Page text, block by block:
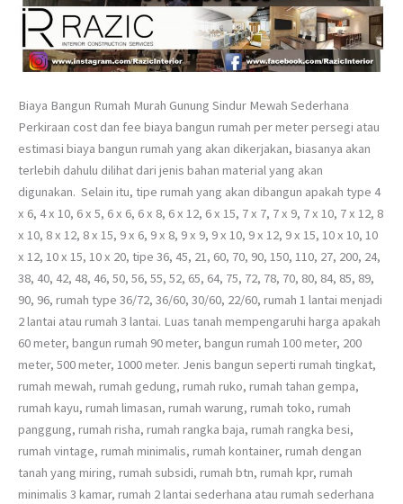
Biaya Bangun Rumah Murah Gunung Sindur Mewah Sederhana
Perkiraan cost dan fee biaya bangun rumah per meter persegi atau
estimasi biaya bangun rumah yang akan dikerjakan, biasanya akan
terlebih dahulu dilihat dari jenis bahan material yang akan
digunakan. Selain itu, tipe rumah yang akan dibangun apakah type 4
x 6, 4 x 10, 6 x 5, 6 x 6, 6 x 8, 6 x 12, 6 x 15, 7 x 7, 7 x 9, 7 x 10, 7 x 12, 8
x 10, 8 x 12, 8 x 15, 9 x 6, 9 x 8, 9 x 9, 9 x 10, 9 x 12, 9 x 15, 10 x 10, 10
x 12, 10 x 15, 10 x 20, tipe 36, 45, 21, 60, 70, 90, 150, 110, 27, 200, 24,
38, 40, 42, 48, 46, 50, 56, 55, 52, 65, 64, 75, 72, 78, 70, 80, 84, 85, 89,
90, 96, rumah type 36/72, 36/60, 30/60, 22/60, rumah 1 lantai menjadi
2 lantai atau rumah 3 lantai. Luas tanah mempengaruhi harga apakah
60 meter, bangun rumah 90 meter, bangun rumah 100 meter, 200
meter, 500 meter, 1000 meter. Jenis bangun seperti rumah tingkat,
rumah mewah, rumah gedung, rumah ruko, rumah tahan gempa,
rumah kayu, rumah limasan, rumah warung, rumah toko, rumah
panggung, rumah risha, rumah rangka baja, rumah rangka besi,
rumah vintage, rumah minimalis, rumah kontainer, rumah dengan
tanah yang miring, rumah subsidi, rumah btn, rumah kpr, rumah
minimalis 3 kamar, rumah 2 lantai sederhana atau rumah sederhana